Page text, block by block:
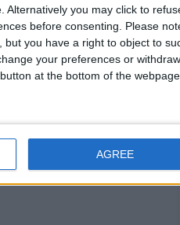
Alternatively you may click to
before consenting.
Please
you have a right to object to
your preferences or
at the bottom of the webpage.
AGREE
Source :AS Monaco